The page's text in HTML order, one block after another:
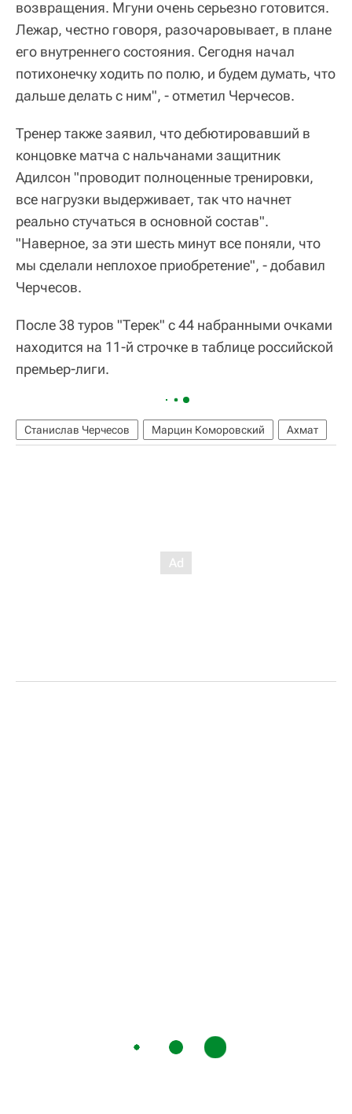
возвращения. Мгуни очень серьезно готовится.
Лежар, честно говоря, разочаровывает, в плане
его внутреннего состояния. Сегодня начал
потихонечку ходить по полю, и будем думать, что
дальше делать с ним", - отметил Черчесов.
Тренер также заявил, что дебютировавший в
концовке матча с нальчанами защитник
Адилсон "проводит полноценные тренировки,
все нагрузки выдерживает, так что начнет
реально стучаться в основной состав".
"Наверное, за эти шесть минут все поняли, что
мы сделали неплохое приобретение", - добавил
Черчесов.
После 38 туров "Терек" с 44 набранными очками
находится на 11-й строчке в таблице российской
премьер-лиги.
Станислав Черчесов Марцин Коморовский Ахмат